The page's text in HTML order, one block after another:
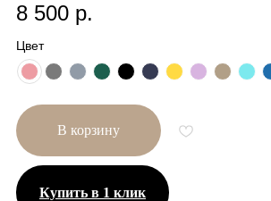
8 500 р.
Цвет
В корзину
Купить в 1 клик